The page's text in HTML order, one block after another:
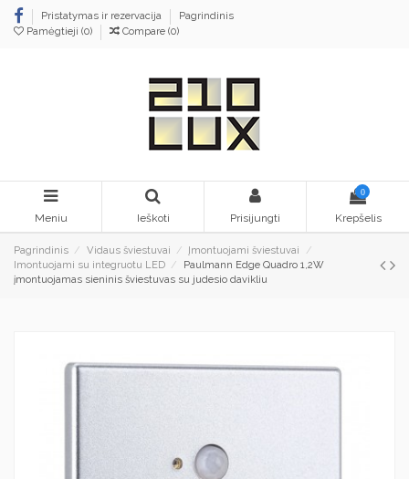
Pristatymas ir rezervacija
Pagrindinis
Pamėgtieji (0) Compare (0)
Meniu Ieškoti Prisijungti
0
Krepšelis
Pagrindinis Vidaus šviestuvai
Įmontuojami šviestuvai
Imontuojami su integruotu LED
Paulmann Edge Quadro 1,2W
įmontuojamas sieninis šviestuvas su judesio davikliu